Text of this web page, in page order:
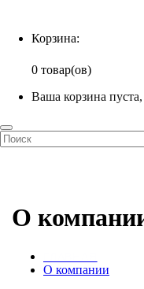
Корзина:
0 товар(ов)
Ваша корзина
О
О компании